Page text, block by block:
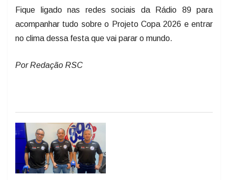
Fique ligado nas redes sociais da Rádio 89 para
acompanhar tudo sobre o Projeto Copa 2026 e entrar
no clima dessa festa que vai parar o mundo.
Por Redação RSC